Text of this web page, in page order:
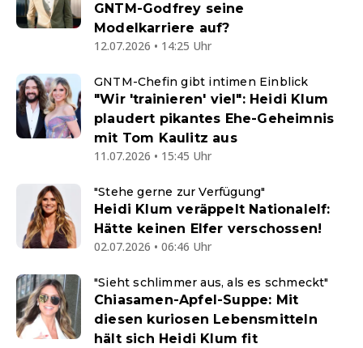
GNTM-Godfrey seine
Modelkarriere auf?
12.07.2026 • 14:25 Uhr
GNTM-Chefin gibt intimen Einblick
"Wir 'trainieren' viel": Heidi Klum
plaudert pikantes Ehe-Geheimnis
mit Tom Kaulitz aus
11.07.2026 • 15:45 Uhr
"Stehe gerne zur Verfügung"
Heidi Klum veräppelt Nationalelf:
Hätte keinen Elfer verschossen!
02.07.2026 • 06:46 Uhr
"Sieht schlimmer aus, als es schmeckt"
Chiasamen-Apfel-Suppe: Mit
diesen kuriosen Lebensmitteln
hält sich Heidi Klum fit